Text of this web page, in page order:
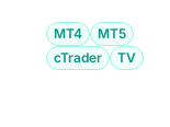
MT4
MT5
cTrader
TV